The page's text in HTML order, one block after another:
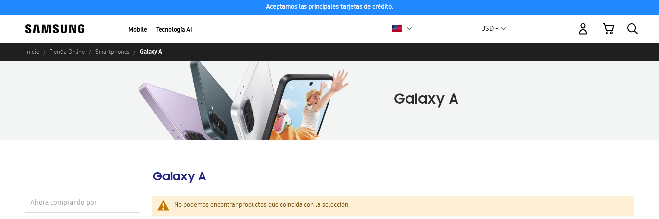
Aceptamos las principales tarjetas de crédito.
Mobile Tecnología AI Moneda
USD -
Mi carrito
Inicio Tienda Online Smartphones Galaxy A
Galaxy A
No podemos encontrar productos que coincida con la selección.
Ahora comprando por